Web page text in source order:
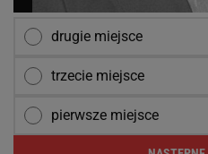
drugie miejsce
trzecie miejsce
pierwsze miejsce